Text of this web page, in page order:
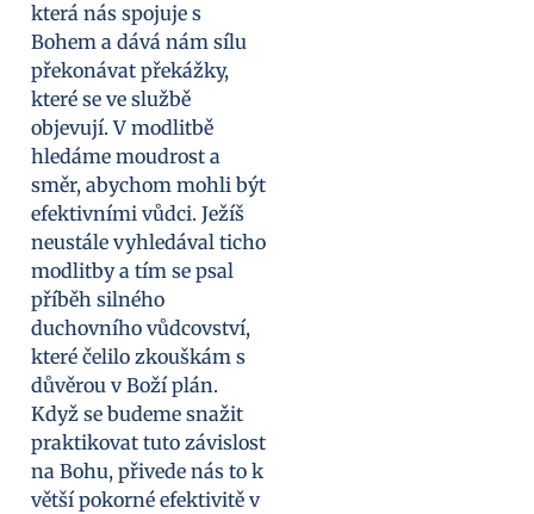
která nás spojuje s
Bohem a dává nám sílu
překonávat překážky,
které se ve službě
objevují. V modlitbě
hledáme moudrost a
směr, abychom mohli být
efektivními vůdci. Ježíš
neustále vyhledával ticho
modlitby a tím se psal
příběh silného
duchovního vůdcovství,
které čelilo zkouškám s
důvěrou v Boží plán.
Když se budeme snažit
praktikovat tuto závislost
na Bohu, přivede nás to k
větší pokorné efektivitě v